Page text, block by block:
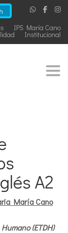
IPS María Cano
Institucional
A2
María Cano
(ETDH)